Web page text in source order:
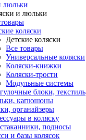
люльки
и люльки
коляски
Детские коляски
Все товары
Универсальные коляски
Коляски-книжки
Коляски-трости
Модульные системы
блоки, текстиль
капюшоны
органайзеры
в коляску
подносы
и базы колясок